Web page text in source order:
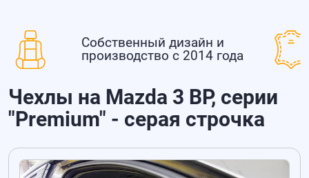
Собственный дизайн и
производство с 2014 года
Чехлы на Mazda 3 BP, серии
"Premium" - серая строчка